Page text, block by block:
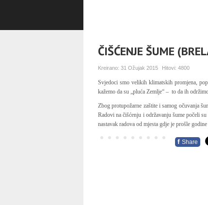
ČIŠĆENJE ŠUME
Kreirano: 31 Ožujak 2015 Hitovi: 4800
Svjedoci smo velikih klimatskih promjena,
kažemo da su „pluća Zemlje“ – to da ih
Zbog protupožarne zaštite i samog očuvanja
Radovi na čišćenju i održavanju šume počeli
nastavak radova od mjesta gdje je prošle
f Share